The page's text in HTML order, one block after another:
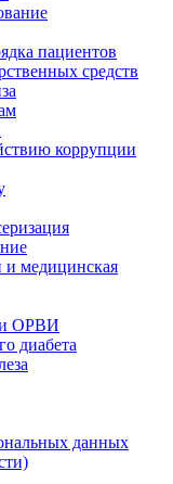
пациентов
средств
коррупции
медицинская
и ОРВИ
диабета
данных